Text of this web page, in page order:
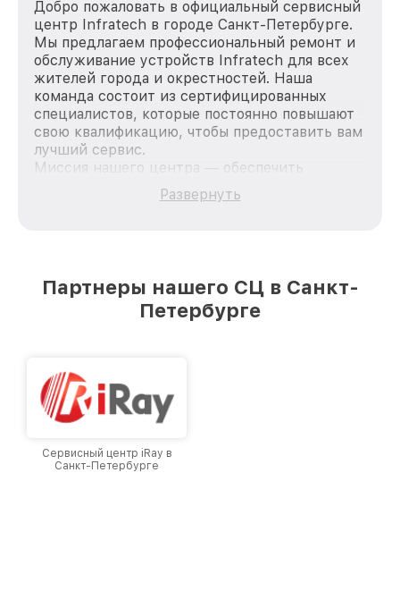
Добро пожаловать в официальный сервисный
центр Infratech в городе Санкт-Петербурге.
Мы предлагаем профессиональный ремонт и
обслуживание устройств Infratech для всех
жителей города и окрестностей. Наша
команда состоит из сертифицированных
специалистов, которые постоянно повышают
свою квалификацию, чтобы предоставить вам
лучший сервис.
Миссия нашего центра — обеспечить
качественный и доступный ремонт для
каждого пользователя продукции Infratech,
лучшим сервисным центром Infratech в
городе Санкт-Петербурге, постоянно
Развернуть
Партнеры нашего СЦ в Санкт-
Петербурге
Сервисный центр iRay в
Санкт-Петербурге